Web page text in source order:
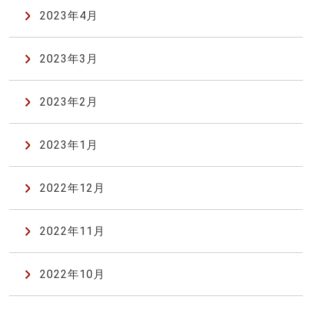
2023年4月
2023年3月
2023年2月
2023年1月
2022年12月
2022年11月
2022年10月